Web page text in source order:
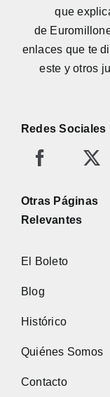
que
de
enlaces que te
este y otros
Redes Sociales
Otras Páginas
Relevantes
El Boleto
Blog
Histórico
Quiénes Somos
Contacto